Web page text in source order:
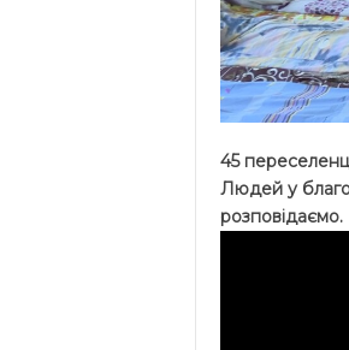
45
Людей у
розповідаємо.